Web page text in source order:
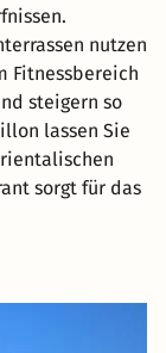
nutzen
Fitnessbereich
steigern so
lassen Sie
sorgt für das